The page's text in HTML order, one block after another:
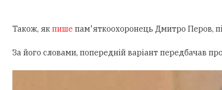
Також, як пише пам'яткоохоронець Дмитро Перов,
За його словами, попередній варіант передбачав